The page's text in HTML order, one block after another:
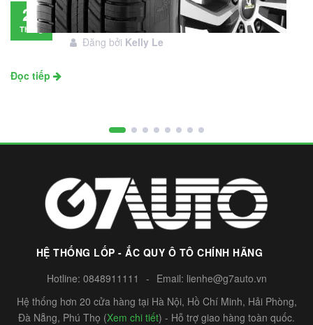
28
Tháng
Đánh giá lốp Michelin Primacy SUV: Đáng
đầu tư không?
Đăng bởi Kelly Le
Đọc tiếp
HỆ THỐNG LỐP - ẮC QUY Ô TÔ CHÍNH HÃNG
Hotline: 0848911111 - Email: lienhe@g7auto.vn
Hệ thống hơn 20 cửa hàng tại Hà Nội, Hồ Chí Minh, Hải Phòng,
Đà Nẵng, Phú Thọ (Xem chi tiết) - Hỗ trợ giao hàng toàn quốc.